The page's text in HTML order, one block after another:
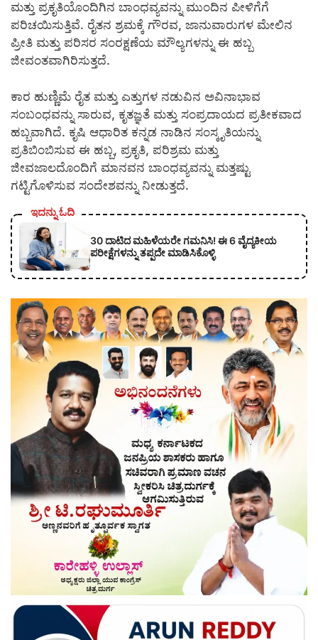
ಮತ್ತು ಪ್ರಕೃತಿಯೊಂದಿಗಿನ ಬಾಂಧವ್ಯವನ್ನು ಮುಂದಿನ ಪೀಳಿಗೆಗೆ
ಪರಿಚಯಿಸುತ್ತಿವೆ. ರೈತನ ಶ್ರಮಕ್ಕೆ ಗೌರವ, ಜಾನುವಾರುಗಳ ಮೇಲಿನ
ಪ್ರೀತಿ ಮತ್ತು ಪರಿಸರ ಸಂರಕ್ಷಣೆಯ ಮೌಲ್ಯಗಳನ್ನು ಈ ಹಬ್ಬ
ಜೀವಂತವಾಗಿರಿಸುತ್ತದೆ.
ಕಾರ ಹುಣ್ಣಿಮೆ ರೈತ ಮತ್ತು ಎತ್ತುಗಳ ನಡುವಿನ ಅವಿನಾಭಾವ
ಸಂಬಂಧವನ್ನು ಸಾರುವ, ಕೃತಜ್ಞತೆ ಮತ್ತು ಸಂಪ್ರದಾಯದ ಪ್ರತೀಕವಾದ
ಹಬ್ಬವಾಗಿದೆ. ಕೃಷಿ ಆಧಾರಿತ ಕನ್ನಡ ನಾಡಿನ ಸಂಸ್ಕೃತಿಯನ್ನು
ಪ್ರತಿಬಿಂಬಿಸುವ ಈ ಹಬ್ಬ, ಪ್ರಕೃತಿ, ಪರಿಶ್ರಮ ಮತ್ತು
ಜೀವಜಾಲದೊಂದಿಗೆ ಮಾನವನ ಬಾಂಧವ್ಯವನ್ನು ಮತ್ತಷ್ಟು
ಗಟ್ಟಿಗೊಳಿಸುವ ಸಂದೇಶವನ್ನು ನೀಡುತ್ತದೆ.
ಇದನ್ನು ಓದಿ
30 ದಾಟಿದ ಮಹಿಳೆಯರೇ ಗಮನಿಸಿ! ಈ 6 ವೈದ್ಯಕೀಯ
ಪರೀಕ್ಷೆಗಳನ್ನು ತಪ್ಪದೇ ಮಾಡಿಸಿಕೊಳ್ಳಿ